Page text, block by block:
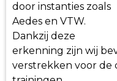
door instanties zoals
Aedes en VTW.
Dankzij deze
erkenning zijn wij
verstrekken voor de